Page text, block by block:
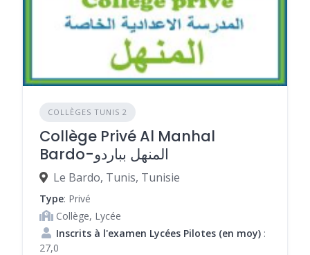
COLLÈGES TUNIS 2
Collège Privé Al Manhal
Bardo-المنهل بباردو
Le Bardo, Tunis, Tunisie
Type: Privé
Collège, Lycée
Inscrits à l'examen Lycées Pilotes (en moy) :
27,0